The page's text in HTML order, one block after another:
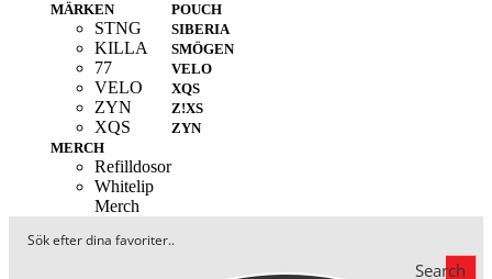
MÄRKEN
STNG
KILLA
77
VELO
ZYN
XQS
MERCH
Refilldosor
Whitelip
Merch
POUCH
SIBERIA
SMÖGEN
VELO
XQS
Z!XS
ZYN
Search